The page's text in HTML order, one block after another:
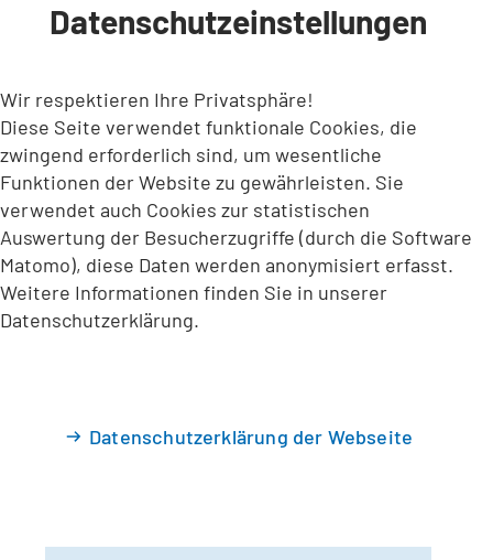
INHALT ANSPRINGEN
Datenschutzeinstellungen
Wir respektieren Ihre Privatsphäre!
Diese Seite verwendet funktionale Cookies, die
zwingend erforderlich sind, um wesentliche
Funktionen der Website zu gewährleisten. Sie
verwendet auch Cookies zur statistischen
Auswertung der Besucherzugriffe (durch die Software
Matomo), diese Daten werden anonymisiert erfasst.
Weitere Informationen finden Sie in unserer
Datenschutzerklärung.
Datenschutzerklärung der Webseite